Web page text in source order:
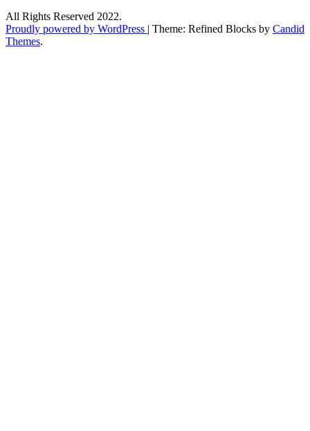
All Rights Reserved 2022.
Proudly powered by WordPress | Theme: Refined Blocks by Candid
Themes.